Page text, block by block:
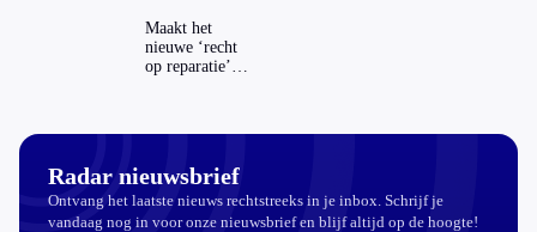
Maakt het
nieuwe ‘recht
op reparatie’
Radar nieuwsbrief
Ontvang het laatste nieuws rechtstreeks in je inbox. Schrijf je
vandaag nog in voor onze nieuwsbrief en blijf altijd op de hoogte!